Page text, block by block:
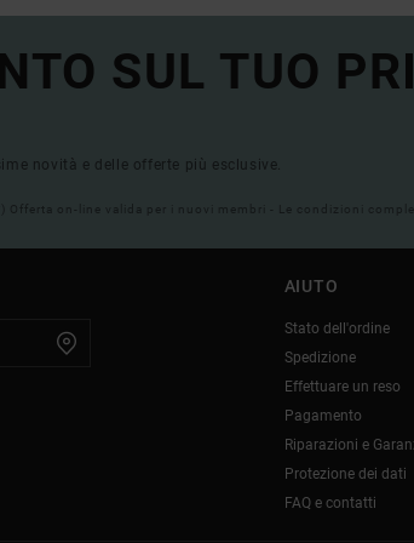
SUL TUO
novità e delle offerte più esclusive.
Offerta on-line valida per i nuovi membri - Le condizioni
AIUTO
Stato dell'ordine
Spedizione
Effettuare un reso
Pagamento
Riparazioni e
Protezione dei dati
FAQ e contatti